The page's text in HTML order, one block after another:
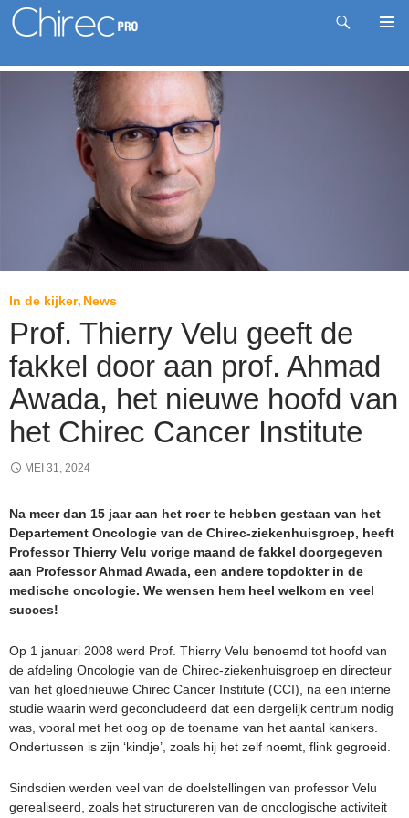
Zoeken
In de kijker, News
Prof. Thierry Velu geeft de
fakkel door aan prof. Ahmad
Awada, het nieuwe hoofd van
het Chirec Cancer Institute
MEI 31, 2024
Na meer dan 15 jaar aan het roer te hebben gestaan van het
Departement Oncologie van de Chirec-ziekenhuisgroep, heeft
Professor Thierry Velu vorige maand de fakkel doorgegeven
aan Professor Ahmad Awada, een andere topdokter in de
medische oncologie. We wensen hem heel welkom en veel
succes!
Op 1 januari 2008 werd Prof. Thierry Velu benoemd tot hoofd van
de afdeling Oncologie van de Chirec-ziekenhuisgroep en directeur
van het gloednieuwe Chirec Cancer Institute (CCI), na een interne
studie waarin werd geconcludeerd dat een dergelijk centrum nodig
was, vooral met het oog op de toename van het aantal kankers.
Ondertussen is zijn ‘kindje’, zoals hij het zelf noemt, flink gegroeid.
Sindsdien werden veel van de doelstellingen van professor Velu
gerealiseerd, zoals het structureren van de oncologische activiteit